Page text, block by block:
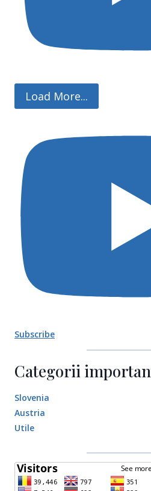
Load More...
Subscribe
Categorii
Slovenia
Austria
Utile